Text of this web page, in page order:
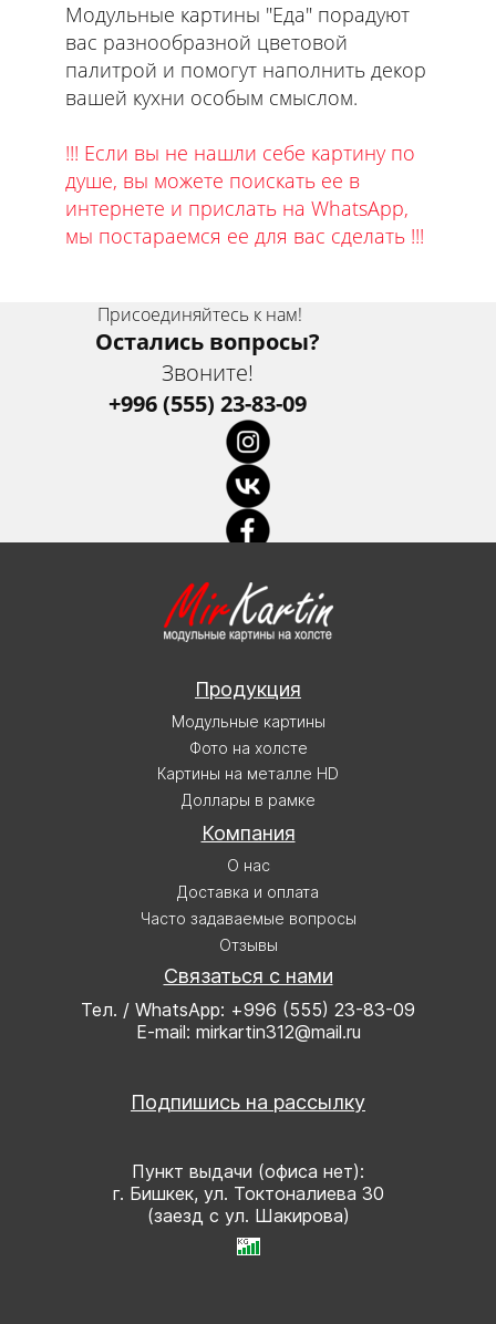
Модульные картины "Еда" порадуют
вас разнообразной цветовой
палитрой и помогут наполнить декор
вашей кухни особым смыслом.
!!! Если вы не нашли себе картину по
душе, вы можете поискать ее в
интернете и прислать на WhatsApp,
мы постараемся ее для вас сделать !!!
Присоединяйтесь к нам!
Остались вопросы?
Звоните!
+996 (555) 23-83-09
Продукция
Модульные картины
Фото на холсте
Картины на металле HD
Доллары в рамке
Компания
О нас
Доставка и оплата
Часто задаваемые вопросы
Отзывы
Связаться с нами
Тел. / WhatsApp: +996 (555) 23-83-09
E-mail: mirkartin312@mail.ru
Подпишись на рассылку
Пункт выдачи (офиса нет):
г. Бишкек, ул. Токтоналиева 30
(заезд с ул. Шакирова)